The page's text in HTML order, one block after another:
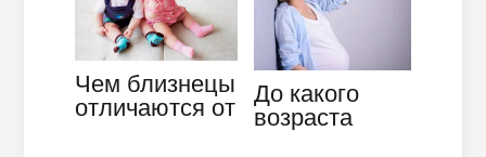
Чем близнецы
отличаются от
До какого
возраста